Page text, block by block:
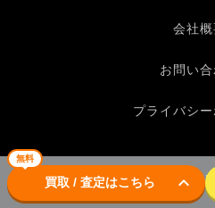
無料
買取 / 査定はこちら keyboard_arrow_down
会社概
お問い
プライバシ
© UP GARAGE